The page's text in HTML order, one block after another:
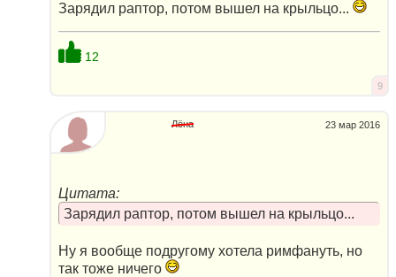
Зарядил раптор, потом вышел на крыльцо...
12
9
23 мар 2016
Лёна
Цитата:
Зарядил раптор, потом вышел на крыльцо...
Ну я вообще подругому хотела римфануть, но
так тоже ничего